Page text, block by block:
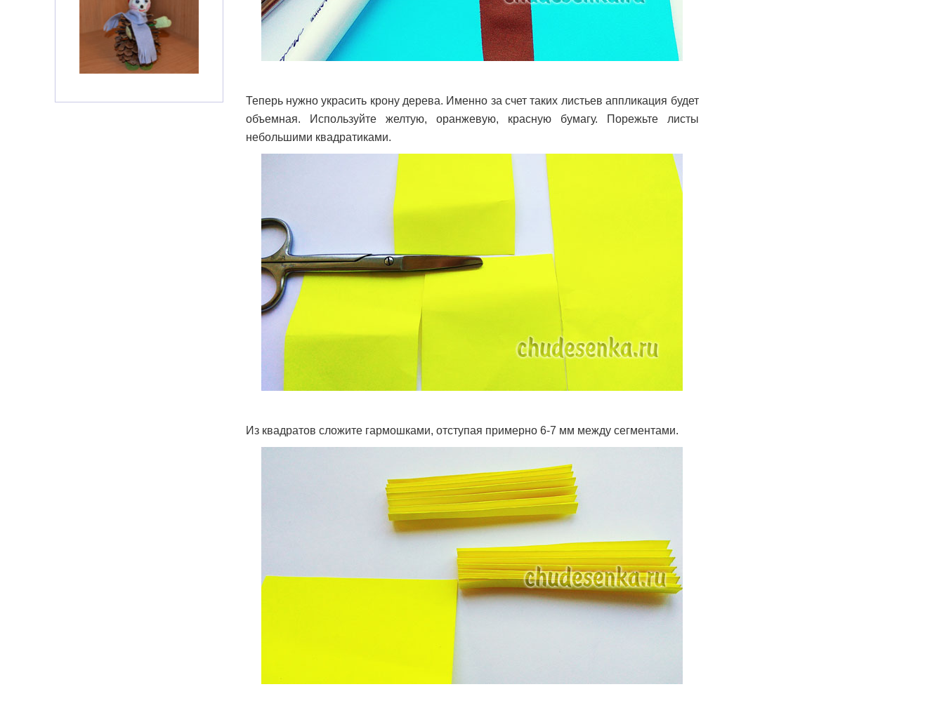
Теперь нужно украсить крону дерева. Именно за счет таких листьев аппликация будет
объемная. Используйте желтую, оранжевую, красную бумагу. Порежьте листы
небольшими квадратиками.
Из квадратов сложите гармошками, отступая примерно 6-7 мм между сегментами.